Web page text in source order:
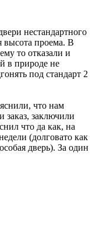
нестандартного
высота проема. В
то отказали и
в природе не
под стандарт 2
что нам
заказ, заключили
что да как, на
(долговато как
дверь). За один